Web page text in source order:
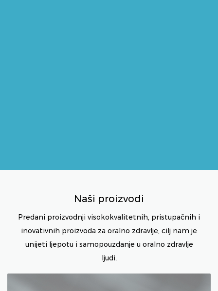
Naši proizvodi
Predani proizvodnji visokokvalitetnih, pristupačnih i
inovativnih proizvoda za oralno zdravlje, cilj nam je
unijeti ljepotu i samopouzdanje u oralno zdravlje
ljudi.